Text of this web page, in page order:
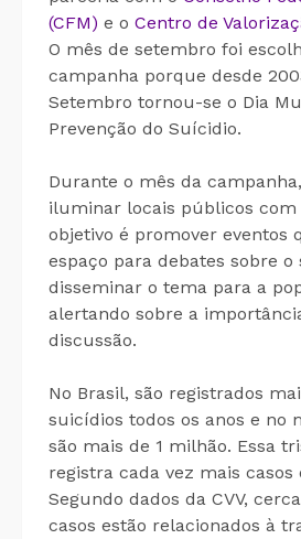
(CFM) e o Centro de
O mês de setembro foi
campanha porque desde
Setembro tornou-se o Dia
Prevenção do Suícidio.
Durante o mês da
iluminar locais públicos com
objetivo é promover eventos
espaço para debates sobre o
disseminar o tema para a
alertando sobre a
discussão.
No Brasil, são registrados
suicídios todos os anos e no
são mais de 1 milhão. Essa
registra cada vez mais casos
Segundo dados da CVV,
casos estão relacionados à